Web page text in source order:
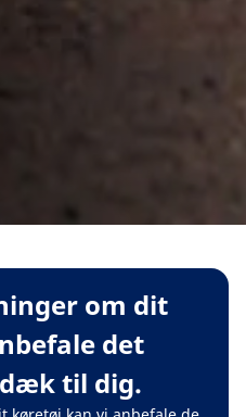
om dit
det
til dig.